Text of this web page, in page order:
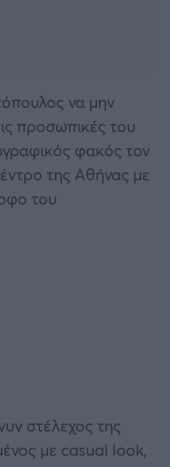
να μην
προσωπικές του
φακός τον
της Αθήνας με
του
στέλεχος της
με casual look,